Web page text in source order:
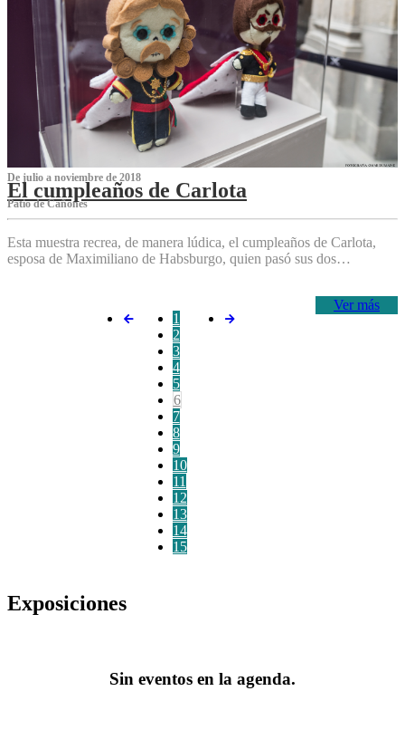
De julio a noviembre de 2018
El cumpleaños de Carlota
Patio de Cañones
Esta muestra recrea, de manera lúdica, el cumpleaños de Carlota,
esposa de Maximiliano de Habsburgo, quien pasó sus dos…
Ver más
1
2
3
4
5
6
7
8
9
10
11
12
13
14
15
Exposiciones
Sin eventos en la agenda.